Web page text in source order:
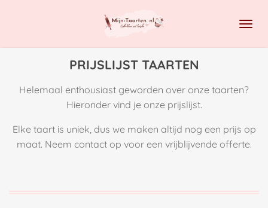
PRIJSLIJST TAARTEN
Helemaal enthousiast geworden over onze taarten?
Hieronder vind je onze prijslijst.
Elke taart is uniek, dus we maken altijd nog een prijs op
maat. Neem contact op voor een vrijblijvende offerte.